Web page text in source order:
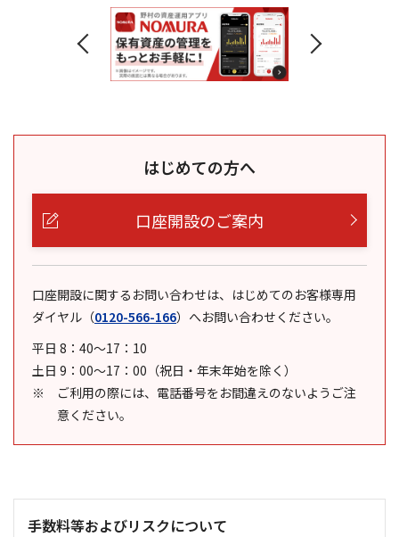
はじめての方へ
口座開設のご案内
口座開設に関するお問い合わせは、はじめてのお客様専用
ダイヤル （0120-566-166） へお問い合わせください。
平日 8：40～17：10
土日 9：00～17：00（祝日・年末年始を除く）
ご利用の際には、電話番号をお間違えのないようご注
意ください。
手数料等およびリスクについて